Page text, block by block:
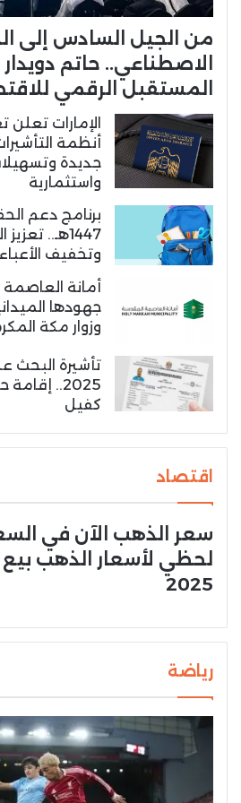
من الجيل السادس إلى
الاصطناعي.. حاتم
المستقبل الرقمي
الإمارات
أنظمة
جديدة
واستثمارية
برنامج دعم
1447هـ..
وتخفيف
أمانة
جهودها
وزوار مكة
تأشيرة البحث
كفيل
اقتصاد
سعر الذهب الآن في
2025
رياضة